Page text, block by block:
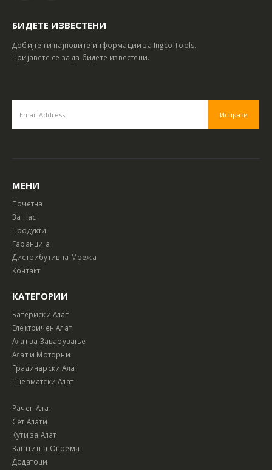
БИДЕТЕ ИЗВЕСТЕНИ
Добијте ги најновите информации за Ingco Tools.
Пријавете се за да бидете известени.
МЕНИ
Почетна
За Нас
Продукти
Гаранција
Дистрибутивна Мрежа
Контакт
КАТЕГОРИИ
Батериски Алат
Електричен Алат
Алат за Заварување
Алат и Моторни
Градинарски Алат
Пневматски Алат
Рачен Алат
Сет Алати
Кути за Алат
Заштитна Опрема
Додатоци